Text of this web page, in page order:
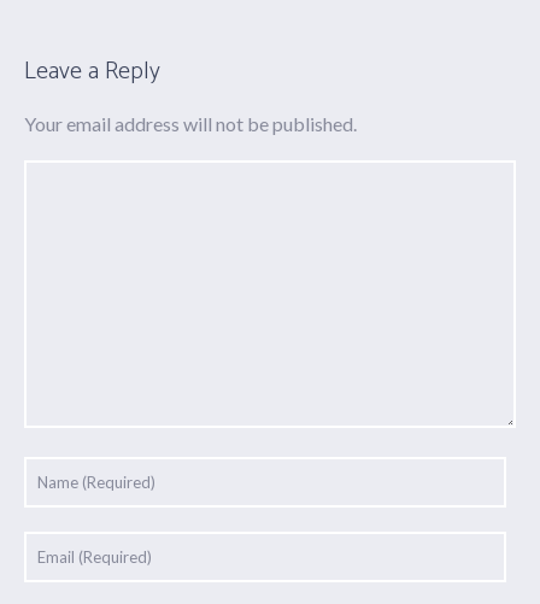
Leave a Reply
Your email address will not be published.